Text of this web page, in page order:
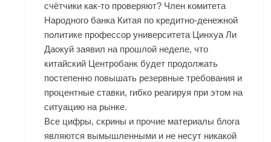
счётчики как-то проверяют? Член комитета
Народного банка Китая по кредитно-денежной
политике профессор университета Цинхуа Ли
Даокуй заявил на прошлой неделе, что
китайский Центробанк будет продолжать
постепенно повышать резервные требования и
процентные ставки, гибко реагируя при этом на
ситуацию на рынке.
Все цифры, скрины и прочие материалы блога
являются вымышленными и не несут никакой